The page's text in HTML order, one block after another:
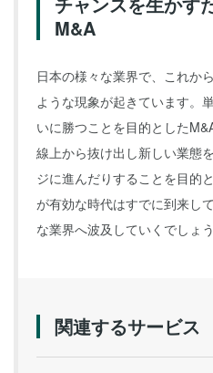
M&A
日本の様々な業界で、これか
ような現象が起きています。
いに勝つことを目的とした
線上から抜け出し新しい業態
ジに進んだりすることを目的
が有効な時代はすでに到来し
な業界へ波及していくでしょう
関連するサービス